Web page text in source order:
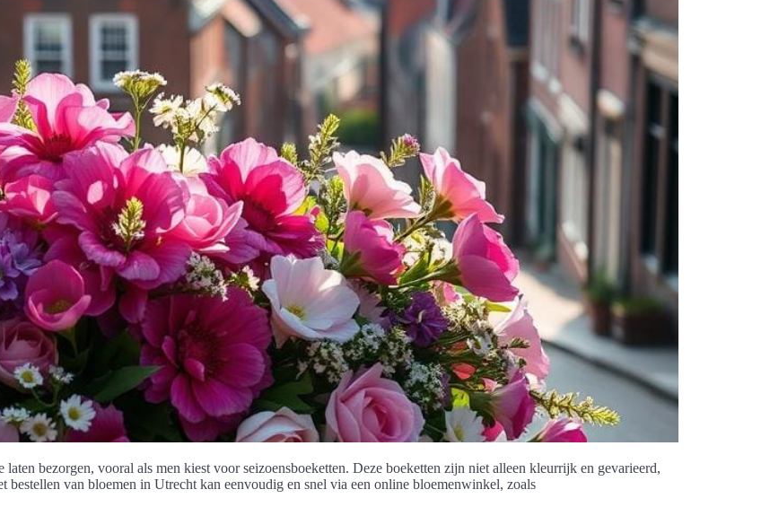
bezorgen, vooral als men kiest voor seizoensboeketten. Deze boeketten zijn niet alleen kleurrijk en gevarieerd,
bestellen van bloemen in Utrecht kan eenvoudig en snel via een online bloemenwinkel, zoals